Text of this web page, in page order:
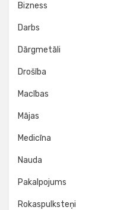
Bizness
Darbs
Dārgmetāli
Drošība
Macības
Mājas
Medicīna
Nauda
Pakalpojums
Rokaspulksteņi